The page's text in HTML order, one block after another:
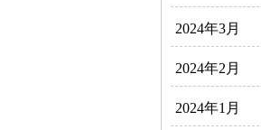
2024年3月
2024年2月
2024年1月